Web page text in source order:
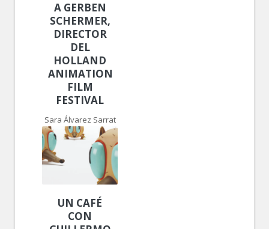
A GERBEN
SCHERMER,
DIRECTOR
DEL
HOLLAND
ANIMATION
FILM
FESTIVAL
Sara Álvarez Sarrat
UN CAFÉ
CON